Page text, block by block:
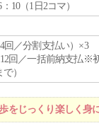
10（1日2コマ）
回／分割支払い）×3
12回／一括前納支払※
）
をじっくり楽しく身